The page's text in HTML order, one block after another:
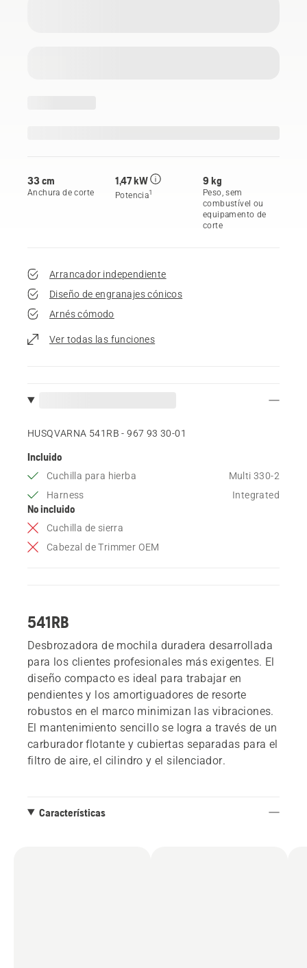
33 cm
Anchura de corte
1,47 kW
Potencia1
9 kg
Peso, sem
combustível ou
equipamento de
corte
Arrancador independiente
Diseño de engranajes cónicos
Arnés cómodo
Ver todas las funciones
HUSQVARNA 541RB - 967 93 30‑01
Incluido
Cuchilla para hierba
Multi 330-2
Harness
Integrated
No incluido
Cuchilla de sierra
Cabezal de Trimmer OEM
541RB
Desbrozadora de mochila duradera desarrollada
para los clientes profesionales más exigentes. El
diseño compacto es ideal para trabajar en
pendientes y los amortiguadores de resorte
robustos en el marco minimizan las vibraciones.
El mantenimiento sencillo se logra a través de un
carburador flotante y cubiertas separadas para el
filtro de aire, el cilindro y el silenciador.
Características